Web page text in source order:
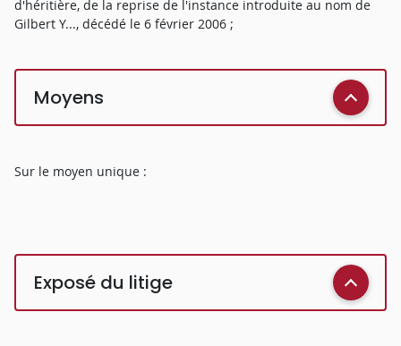
d'héritière, de la reprise de l'instance introduite au nom de
Gilbert Y..., décédé le 6 février 2006 ;
Moyens
Sur le moyen unique :
Exposé du litige